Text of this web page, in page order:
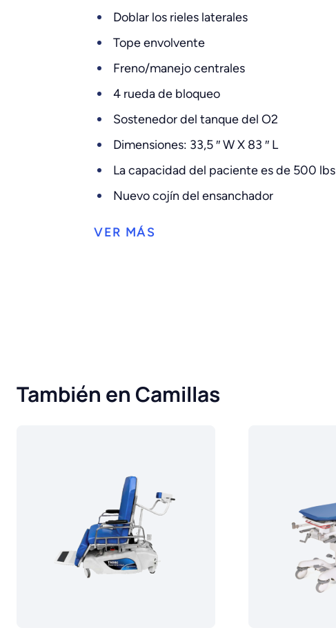
Doblar los rieles laterales
Tope envolvente
Freno/manejo centrales
4 rueda de bloqueo
Sostenedor del tanque del O2
Dimensiones: 33,5 ″ W X 83 ″ L
La capacidad del paciente es de 500 lbs
Nuevo cojín del ensanchador
También en Camillas